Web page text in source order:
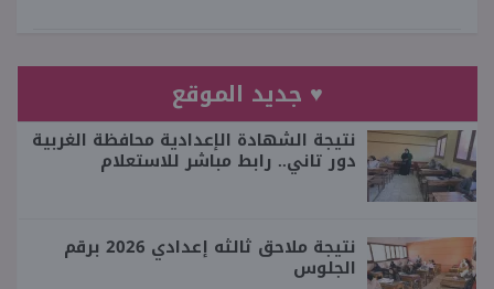
♥ جديد الموقع
نتيجة الشهادة الإعدادية محافظة الغربية
دور تاني.. رابط مباشر للاستعلام
نتيجة ملاحق ثالثه إعدادي 2026 برقم
الجلوس